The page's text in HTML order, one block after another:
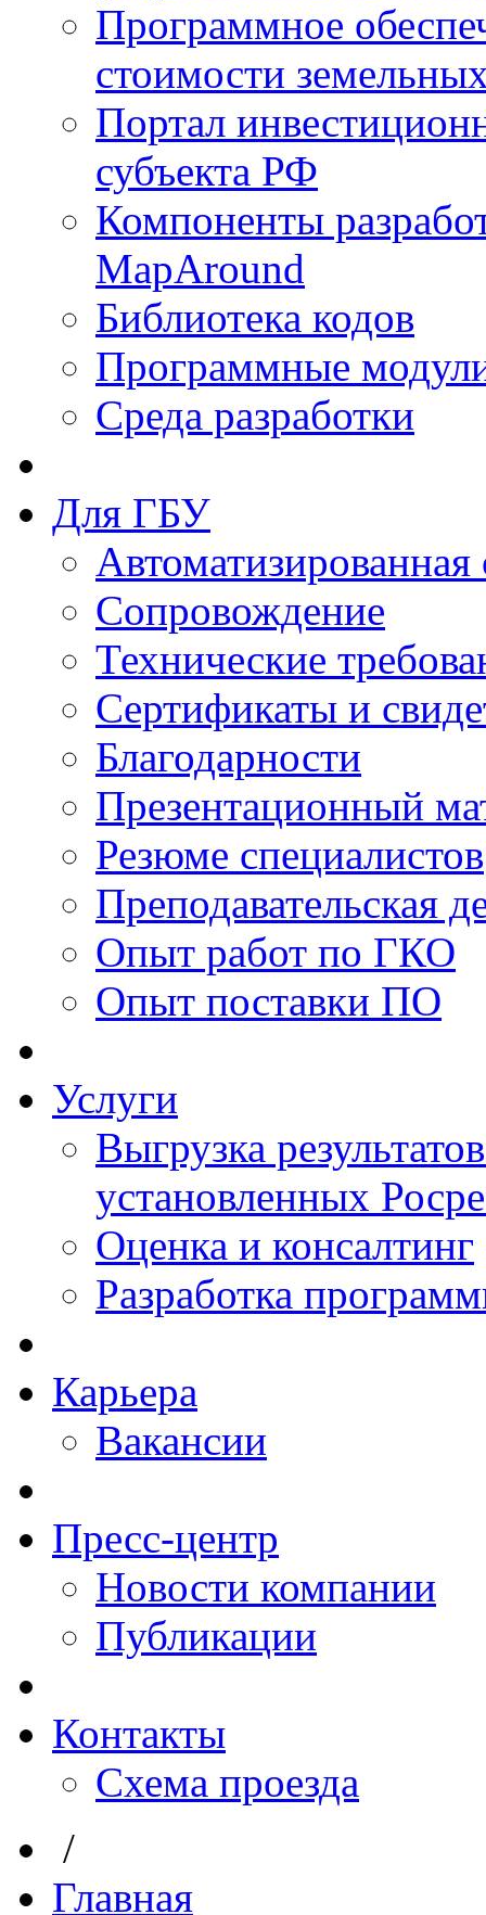
Программное
стоимости
Портал
субъекта РФ
Компоненты
MapAround
Библиотека кодов
Программные
Среда разработки
Для ГБУ
Сопровождение
Технические
Сертификаты и
Благодарности
Презентационный
Резюме специалистов
Преподавательская
Опыт работ по ГКО
Опыт поставки ПО
Услуги
Выгрузка
установленных
Оценка и консалтинг
Разработка
Карьера
Вакансии
Пресс-центр
Новости компании
Публикации
Контакты
Схема проезда
/
Главная